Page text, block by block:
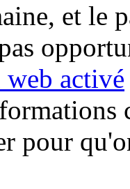
et le
web activé
pour